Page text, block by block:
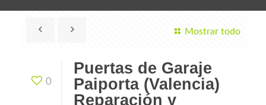
Mostrar todo
0
Puertas de Garaje
Paiporta (Valencia)
Reparación y